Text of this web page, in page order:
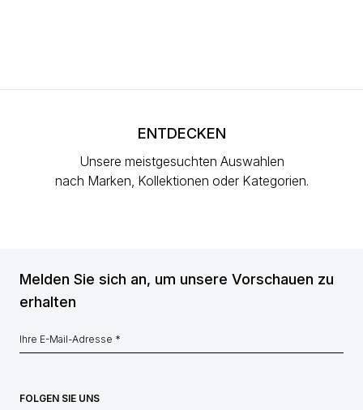
ENTDECKEN
Unsere meistgesuchten Auswahlen
nach Marken, Kollektionen oder Kategorien.
Melden Sie sich an, um unsere Vorschauen zu
erhalten
FOLGEN SIE UNS